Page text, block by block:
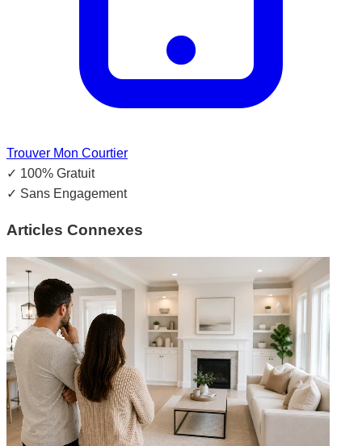
Trouver Mon Courtier
✓ 100% Gratuit
✓ Sans Engagement
Articles Connexes